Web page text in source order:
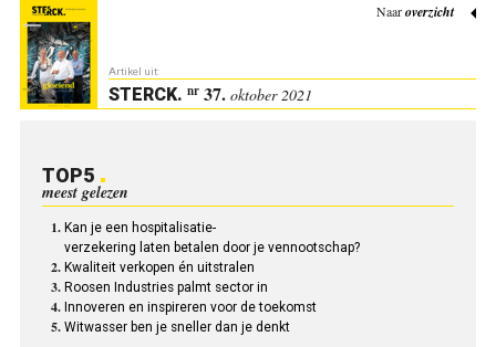
Naaroverzicht
Artikel uit:
STERCK. nr37. oktober 2021
TOP5
meest gelezen
Kan je een hospitalisatie-
verzekering laten betalen door je vennootschap?
Kwaliteit verkopen én uitstralen
Roosen Industries palmt sector in
Innoveren en inspireren voor de toekomst
Witwasser ben je sneller dan je denkt